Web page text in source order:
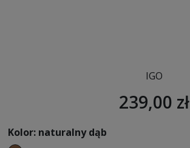
IGO
239,00 zł
Kolor: naturalny dąb